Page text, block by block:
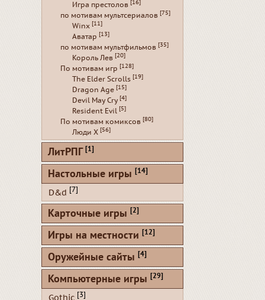
Игра престолов [16]
по мотивам мультсериалов [75]
Winx [11]
Аватар [13]
по мотивам мультфильмов [35]
Король Лев [20]
По мотивам игр [128]
The Elder Scrolls [19]
Dragon Age [15]
Devil May Cry [4]
Resident Evil [5]
По мотивам комиксов [80]
Люди Х [56]
ЛитРПГ [1]
Настольные игры [14]
D&d [7]
Карточные игры [2]
Игры на местности [12]
Оружейные сайты [4]
Компьютерные игры [29]
Gothic [3]